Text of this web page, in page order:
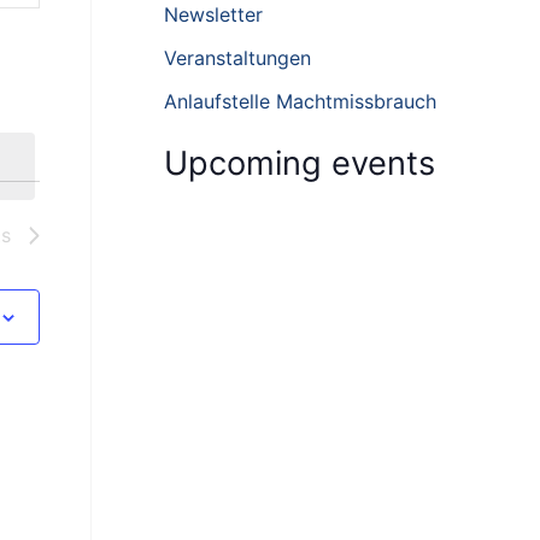
r
:
Newsletter
Veranstaltungen
Anlaufstelle Machtmissbrauch
Upcoming events